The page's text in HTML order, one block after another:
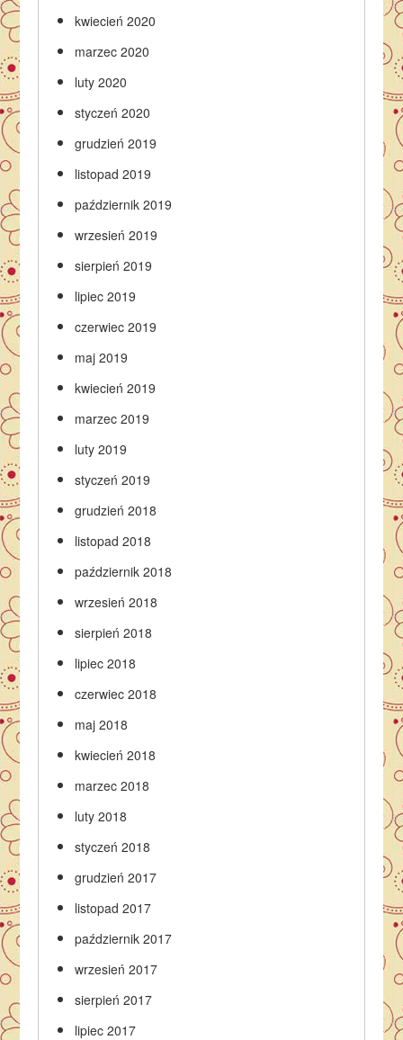
kwiecień 2020
marzec 2020
luty 2020
styczeń 2020
grudzień 2019
listopad 2019
październik 2019
wrzesień 2019
sierpień 2019
lipiec 2019
czerwiec 2019
maj 2019
kwiecień 2019
marzec 2019
luty 2019
styczeń 2019
grudzień 2018
listopad 2018
październik 2018
wrzesień 2018
sierpień 2018
lipiec 2018
czerwiec 2018
maj 2018
kwiecień 2018
marzec 2018
luty 2018
styczeń 2018
grudzień 2017
listopad 2017
październik 2017
wrzesień 2017
sierpień 2017
lipiec 2017